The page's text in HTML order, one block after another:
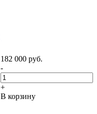
182 000 руб.
-
+
В корзину